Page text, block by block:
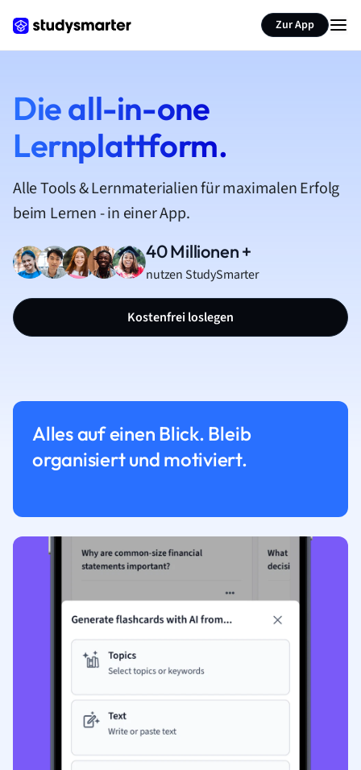
Zur App
Die all-in-one
Lernplattform.
Alle Tools & Lernmaterialien für maximalen Erfolg
beim Lernen - in einer App.
40 Millionen +
nutzen StudySmarter
Kostenfrei loslegen
Alles auf einen Blick. Bleib
organisiert und motiviert.